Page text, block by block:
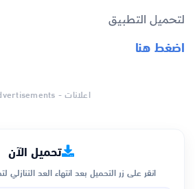
لتحميل التطبيق
اضغط هنا
اعلانات - Advertisements
تحميل الآن
انقر على زر التحميل بعد انتهاء العد التنازلي